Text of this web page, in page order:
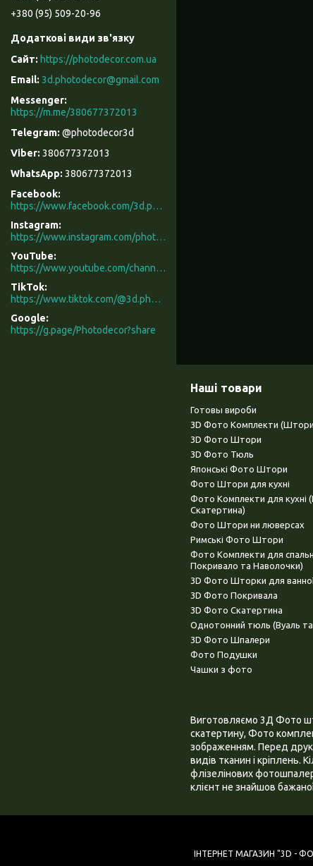
+380 (95) 509-20-96
https://photodecor.com.ua
3d.photodecor@gmail.com
https://m.me/380677372013
@photodecor3d
380677372013
380677372013
Facebook
https://www.facebook.com/3d.photodecor/
Instagram
https://www.instagram.com/photodecor.com.ua/
YouTube
https://www.youtube.com/channel/UCXCUerfqRY1Pw7-IptdbqyA/videos
TikTok
https://www.tiktok.com/@3d.photodecor?is_from_webapp=1&sender_device=pc
Google
https://g.page/Photodecor?share
Наші товари
Готовы вироби
3D Фото Комплекти
3D Фото Штори
3D Фото Тюль
Японські Фото Штори
Фото Штори для кухні
Фото Комплекти для кухні
Скатертина)
Фото Штори ни люверсах
Римські Фото Штори
Фото Комплекти для
Покривало та Наволочки)
3D Фото Шторки для
3D Фото Покривала
3D Фото Скатертина
Однотонний тюль (Вуаль та
3D Фото Шпалери
Фото Подушки
Чашки з фото
Виготовляємо 3Д Фото
скатертину, Фото
зображенням. Перед
видів тканин і кріплень.
флізелінових
клієнт не знайшов